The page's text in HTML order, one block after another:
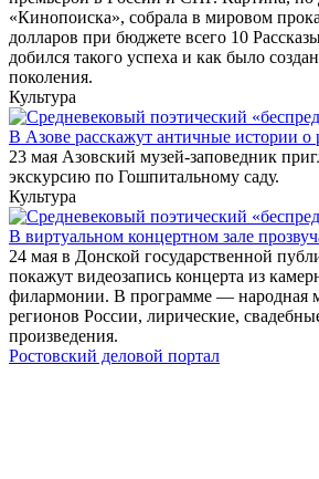
«Кинопоиска», собрала в мировом
долларов при бюджете всего 10
добился такого успеха и как было
поколения.
Культура
В Азове расскажут античные истории о
23 мая Азовский музей-заповедник
экскурсию по Гошпитальному саду.
Культура
В виртуальном концертном зале
24 мая в Донской государственной
покажут видеозапись концерта из
филармонии. В программе — народная
регионов России, лирические,
произведения.
Ростовский деловой портал